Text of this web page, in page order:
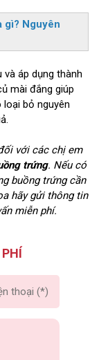
gì? Nguyên
áp dụng thành
mài đắng giúp
bỏ nguyên
với các chị em
trứng. Nếu có
buồng trứng cần
hãy gửi thông tin
miễn phí.